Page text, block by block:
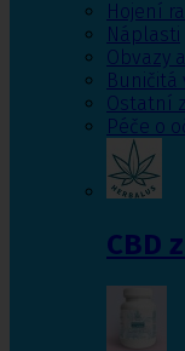
Hojení
Náplasti
Obvazy
Buničitá
Ostatní
Péče o
CBD